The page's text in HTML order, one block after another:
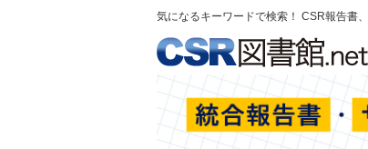
気になるキーワードで検索！ CSR報告書